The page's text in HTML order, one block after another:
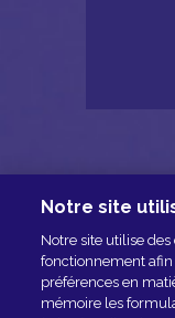
Notre site
Notre site utilise des
fonctionnement
préférences en
mémoire les